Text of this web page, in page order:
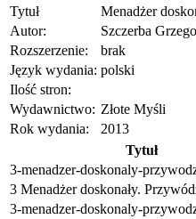
Tytuł
Menadżer
Autor:
Szczerba
Rozszerzenie:
brak
Język wydania: polski
Ilość stron:
Wydawnictwo: Złote Myśli
Rok wydania:
2013
Tytuł
3-menadzer-doskonaly-
3 Menadżer doskonały.
3-menadzer-doskonaly-